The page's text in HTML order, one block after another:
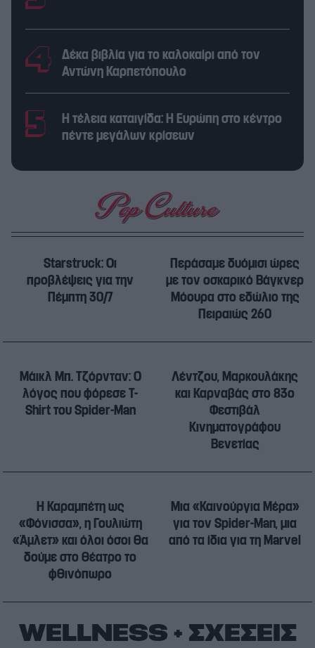
Δέκα βιβλία για το καλοκαίρι από τον
Αντώνη Καρπετόπουλο
Η τέλεια καταιγίδα: Η Ευρώπη στο κέντρο
πέντε μεγάλων κρίσεων
Starstruck: Οι
προβλέψεις για την
Πέμπτη 30/7
Περάσαμε δυόμισι ώρες
με τον οσκαρικό Βάγκνερ
Μόουρα στο εδώλιο της
Πειραιώς 260
Μάικλ Μπ. Τζόρνταν: Ο
λόγος που φόρεσε T-
Shirt του Spider-Man
Λέντζου, Μαρκουλάκης
και Καρναβάς στο 83ο
Φεστιβάλ
Κινηματογράφου
Βενετίας
Η Καραμπέτη ως
«Φόνισσα», η Γουλιώτη
«Άμλετ» και όλοι όσοι θα
δούμε στο θέατρο το
φθινόπωρο
Μια «Καινούργια Μέρα»
για τον Spider-Man, μια
από τα ίδια για τη Marvel
WELLNESS + ΣΧΕΣΕΙΣ